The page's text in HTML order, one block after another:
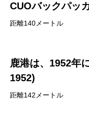
CUOバックパッ
距離140メートル
鹿港は、1952年
1952)
距離142メートル